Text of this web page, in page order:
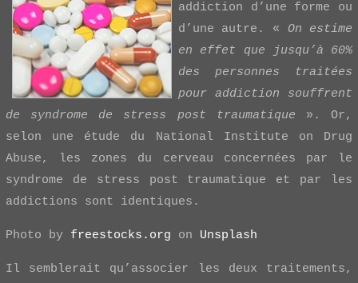
addiction d’une forme ou
d’une autre. « On estime
en effet que jusqu’à 60%
des personnes traitées
pour addiction souffrent
de syndrome de stress post traumatique ». Or,
selon une étude du National Institute on Drug
Abuse, les zones du cerveau concernées par le
syndrome de stress post traumatique et par les
addictions sont identiques.
Photo by freestocks.org on Unsplash
Il semblerait qu’associer les deux traitements,